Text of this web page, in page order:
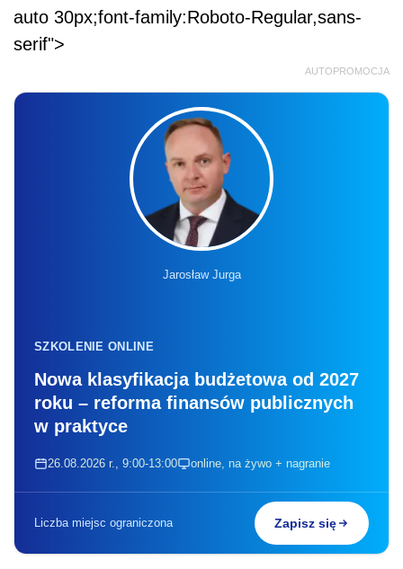
auto 30px;font-family:Roboto-Regular,sans-
serif">
AUTOPROMOCJA
Jarosław Jurga
SZKOLENIE ONLINE
Nowa klasyfikacja budżetowa od 2027
roku – reforma finansów publicznych
w praktyce
26.08.2026 r., 9:00-13:00 online, na żywo + nagranie
Liczba miejsc ograniczona Zapisz się